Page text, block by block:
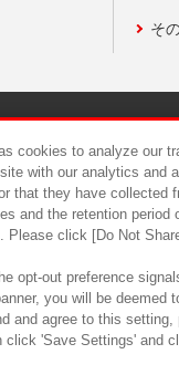
そ
食品のご
cookies to analyze our
with our analytics and
that they have
and the retention
Please click [Do Not
opt-out preference
you will be
and agree to this
'Save Settings' and